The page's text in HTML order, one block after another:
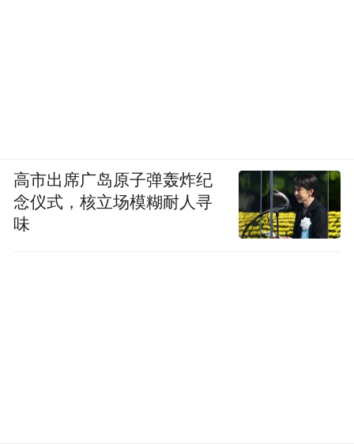
高市出席广岛原子弹轰炸纪
念仪式，核立场模糊耐人寻
味